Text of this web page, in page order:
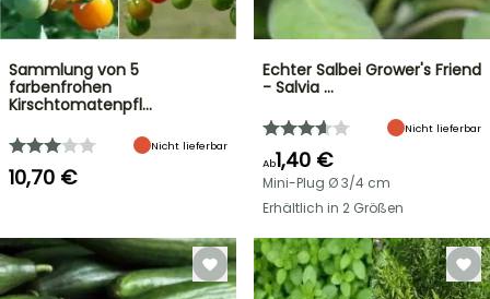
Sammlung von 5
farbenfrohen
Kirschtomatenpfl…
Nicht lieferbar
10,70 €
Echter Salbei Grower's Friend
- Salvia …
Nicht lieferbar
Ab1,40 €
Mini-Plug Ø 3/4 cm
Erhältlich in 2 Größen